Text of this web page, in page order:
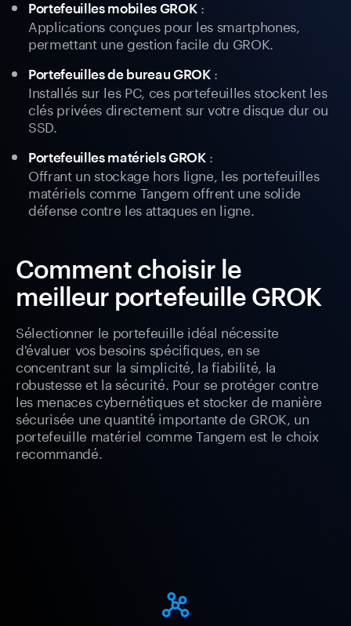
Portefeuilles mobiles GROK:
Applications conçues pour les smartphones,
permettant une gestion facile du GROK.
Portefeuilles de bureau GROK:
Installés sur les PC, ces portefeuilles stockent les
clés privées directement sur votre disque dur ou
SSD.
Portefeuilles matériels GROK:
Offrant un stockage hors ligne, les portefeuilles
matériels comme Tangem offrent une solide
défense contre les attaques en ligne.
Comment choisir le
meilleur portefeuille GROK
Sélectionner le portefeuille idéal nécessite
d'évaluer vos besoins spécifiques, en se
concentrant sur la simplicité, la fiabilité, la
robustesse et la sécurité. Pour se protéger contre
les menaces cybernétiques et stocker de manière
sécurisée une quantité importante de GROK, un
portefeuille matériel comme Tangem est le choix
recommandé.